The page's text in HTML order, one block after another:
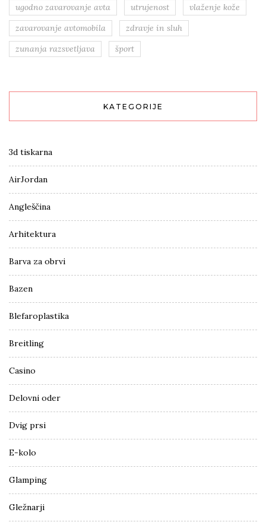
ugodno zavarovanje avta
utrujenost
vlaženje kože
zavarovanje avtomobila
zdravje in sluh
zunanja razsvetljava
šport
KATEGORIJE
3d tiskarna
AirJordan
Angleščina
Arhitektura
Barva za obrvi
Bazen
Blefaroplastika
Breitling
Casino
Delovni oder
Dvig prsi
E-kolo
Glamping
Gležnarji